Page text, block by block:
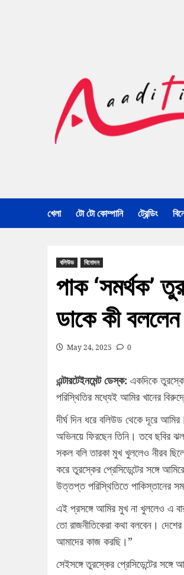
খেলা টো টো কোম্পানি ট্রেন্ডিং
বলিউড বিনোদন
পাক ‘সমর্থক’
ডাকে কী বললেন
May 24, 2025 0
এন্টারটেইনমেন্ট ডেস্ক:একদিকে তুরস্কের
পরিস্থিতির মধ্যেই আমির খানের
দীর্ঘ দিন ধরে বলিউড থেকে দূরে
অভিনয়ে ফিরছেন তিনি। তবে ছবির
সকল বলি তারকা মুখ খুললেও নীরব
করে তুরস্কের প্রেসিডেন্টের সঙ্গে
উত্তপ্ত পরিস্থিতিতে পাকিস্তানের
এই প্রসঙ্গে আমির মুখ না খুললেও এ বার
তো রাজনীতিকেরা কথা বলবেন।
আমাদের কাজ করছি।”
সেইসঙ্গে তুরস্কের প্রেসিডেন্টের